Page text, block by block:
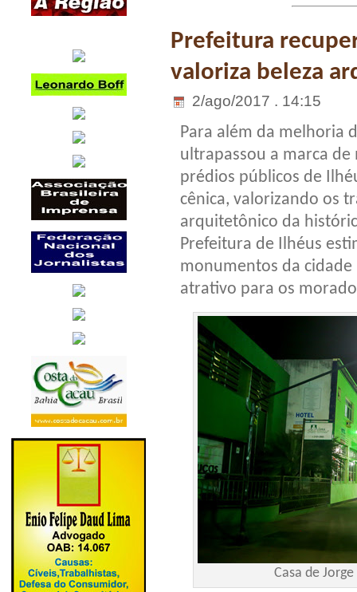
Prefeitura
valoriza beleza
2/ago/2017 . 14:15
Para além da melhoria
ultrapassou a marca
prédios públicos de
cênica, valorizando os
arquitetônico da
Prefeitura de Ilhéus
monumentos da
atrativo para os
Casa de